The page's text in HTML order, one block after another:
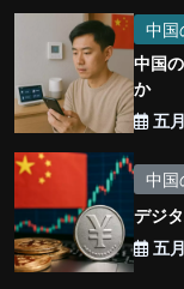
中国
中国
か
五
中国
デジ
五